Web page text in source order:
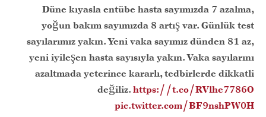
Düne kıyasla entübe hasta sayımızda 7 azalma,
yoğun bakım sayımızda 8 artış var. Günlük test
sayılarımız yakın. Yeni vaka sayımız dünden 81 az,
yeni iyileşen hasta sayısıyla yakın. Vaka sayılarını
azaltmada yeterince kararlı, tedbirlerde dikkatli
değiliz.https://t.co/RVlhe7786O
pic.twitter.com/BF9nshPW0H